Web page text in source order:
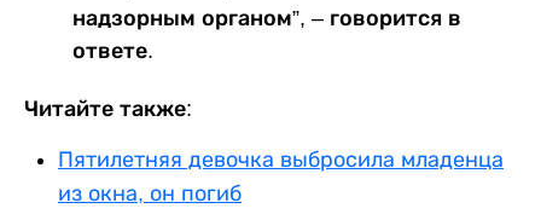
надзорным органом”, – говорится в
ответе.
Читайте также:
Пятилетняя девочка выбросила младенца
из окна, он погиб